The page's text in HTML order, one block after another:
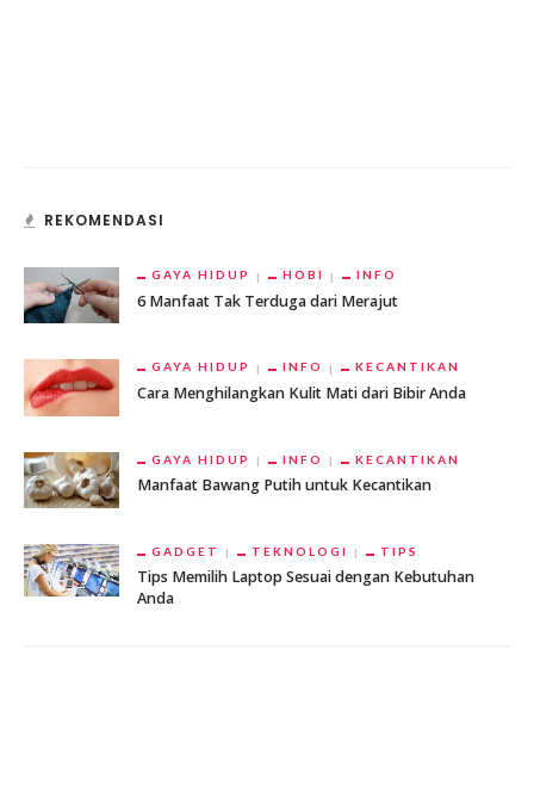
REKOMENDASI
GAYA HIDUP HOBI INFO
6 Manfaat Tak Terduga dari Merajut
GAYA HIDUP INFO KECANTIKAN
Cara Menghilangkan Kulit Mati dari Bibir Anda
GAYA HIDUP INFO KECANTIKAN
Manfaat Bawang Putih untuk Kecantikan
GADGET TEKNOLOGI TIPS
Tips Memilih Laptop Sesuai dengan Kebutuhan
Anda